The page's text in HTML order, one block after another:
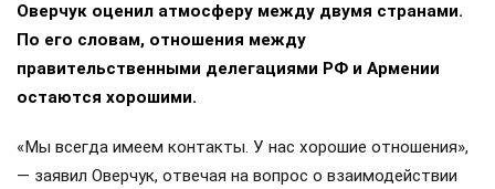
Оверчук оценил атмосферу между двумя странами.
По его словам, отношения между
правительственными делегациями РФ и Армении
остаются хорошими.
«Мы всегда имеем контакты. У нас хорошие отношения»,
— заявил Оверчук, отвечая на вопрос о взаимодействии